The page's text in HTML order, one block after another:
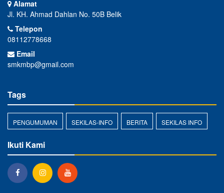
Alamat
Jl. KH. Ahmad Dahlan No. 50B Belik
Telepon
08112778668
Email
smkmbp@gmail.com
Tags
PENGUMUMAN SEKILAS-INFO BERITA SEKILAS INFO
Ikuti Kami